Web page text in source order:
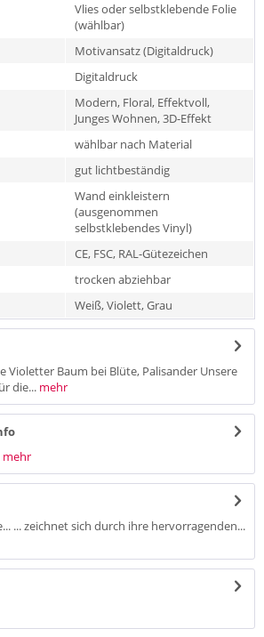
Vlies oder selbstklebende Folie
(wählbar)
Motivansatz (Digitaldruck)
Digitaldruck
Modern, Floral, Effektvoll,
Junges Wohnen, 3D-Effekt
wählbar nach Material
gut lichtbeständig
Wand einkleistern
(ausgenommen
selbstklebendes Vinyl)
CE, FSC, RAL-Gütezeichen
trocken abziehbar
Weiß, Violett, Grau
Violetter Baum bei Blüte, Palisander Unsere
die... mehr
mehr
... zeichnet sich durch ihre hervorragenden...